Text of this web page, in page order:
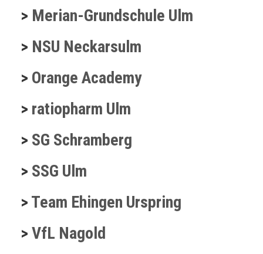
> Merian-Grundschule Ulm
> NSU Neckarsulm
> Orange Academy
> ratiopharm Ulm
> SG Schramberg
> SSG Ulm
> Team Ehingen Urspring
> VfL Nagold